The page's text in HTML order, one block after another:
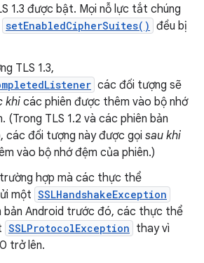
1.3 được bật. Mọi nỗ lực tắt chúng
setEnabledCipherSuites() đều bị
TLS 1.3,
các đối tượng sẽ
khi các phiên được thêm vào bộ nhớ
(Trong TLS 1.2 và các phiên bản
các đối tượng này được gọi sau khi
vào bộ nhớ đệm của phiên.)
hợp mà các thực thể
một SSLHandshakeException
bản Android trước đó, các thực thể
SSLProtocolException thay vì
trở lên.